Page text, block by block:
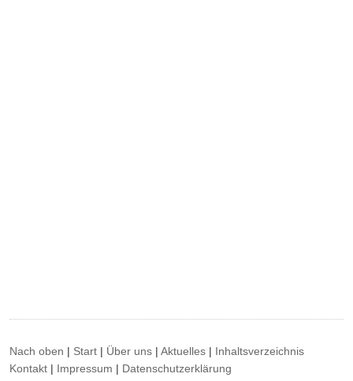
Nach oben | Start | Über uns |Aktuelles | Inhaltsverzeichnis
Kontakt | Impressum | Datenschutzerklärung